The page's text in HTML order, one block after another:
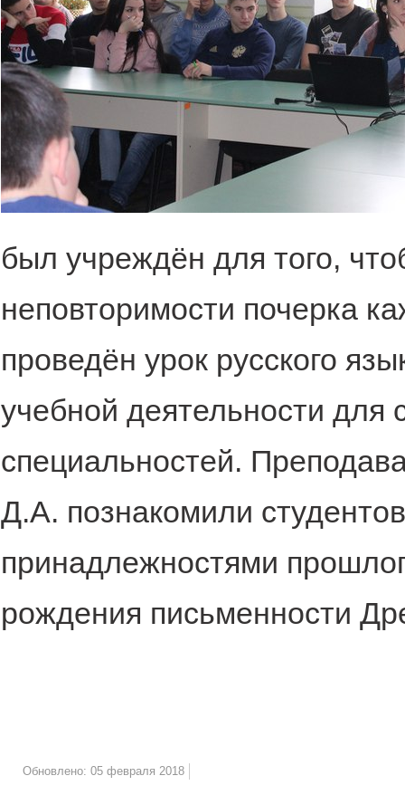
был учреждён для того,
неповторимости почерка
проведён урок русского
учебной деятельности для
специальностей.
Д.А. познакомили
принадлежностями
рождения письменности
Обновлено: 05 февраля 2018